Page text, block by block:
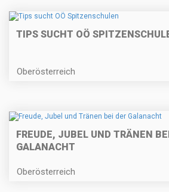
TIPS SUCHT OÖ
Oberösterreich
FREUDE, JUBEL UND TRÄNEN
GALANACHT
Oberösterreich